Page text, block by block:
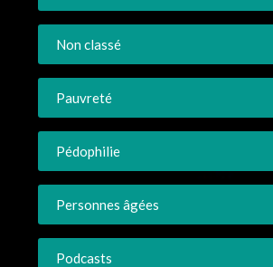
Non classé
Pauvreté
Pédophilie
Personnes âgées
Podcasts